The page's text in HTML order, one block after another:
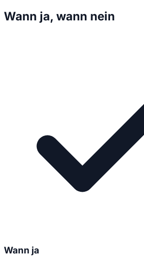
Wann ja, wann nein
Wann ja